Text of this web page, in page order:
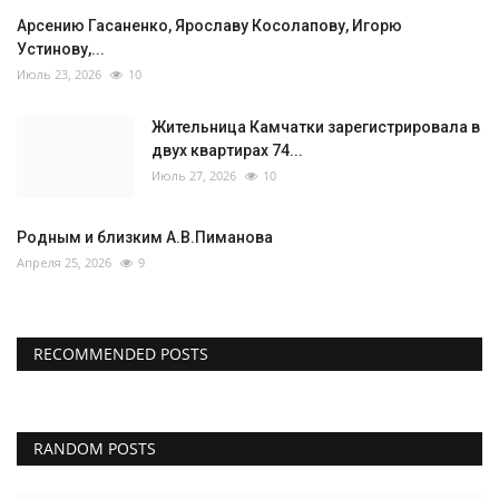
Арсению Гасаненко, Ярославу Косолапову, Игорю
Устинову,...
Июль 23, 2026 10
Жительница Камчатки зарегистрировала в
двух квартирах 74...
Июль 27, 2026 10
Родным и близким А.В.Пиманова
Апреля 25, 2026 9
RECOMMENDED POSTS
RANDOM POSTS